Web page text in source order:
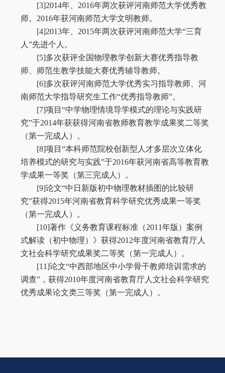
[3]2014年、 2016年两次获评河南师范大学优秀教
师。 2016年获河南师范大学文明教师。
[4]2013年、 2015年两次获评河南师范大学“三育
人”先进个人。
[5]多次获评全国物理教学创新大赛优秀指导教
师、师范生教学技能大赛优秀辅导教师。
[6]多次获评河南师范大学优秀实习指导教师、河
南师范大学指导研究生工作“优秀指导教师”。
[7]项目“中学物理情境导学模式的理论与实践研
究”于2014年获获得河南省教师教育教学成果奖二等奖
（第一完成人）。
[8]项目“本科师范院校创新型人才多层次立体化
培养模式的研究与实践”于2016年获河南省高等教育教
学成果一等奖（第三完成人）。
[9]论文“中日新版初中物理教材插图的比较研
究”获得2015年河南省教育科学研究优秀成果一等奖
（第一完成人）。
[10]著作《义务教育课程标准（2011年版）案例
式解读（初中物理）》获得2012年度河南省教育厅人
文社会科学研究成果奖二等奖（第一完成人）。
[11]论文“中西部地区中小学骨干教师培训需求的
调查”，获得2010年度河南省教育厅人文社会科学研究
优秀成果论文类三等奖（第一完成人）。